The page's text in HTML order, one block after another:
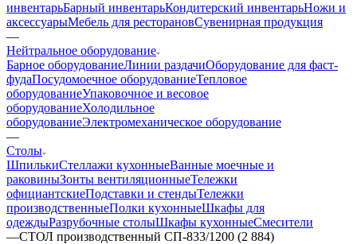
инвентарьБарный инвентарьКондитерский инвентарьНожи и
аксессуарыМебель для ресторановСувенирная продукция
—
Нейтральное оборудование
Барное оборудованиеЛинии раздачиОборудование для фаст-
фудаПосудомоечное оборудованиеТепловое
оборудованиеУпаковочное и весовое
оборудованиеХолодильное
оборудованиеЭлектромеханическое оборудование
—
Столы
ШпилькиСтеллажи кухонныеВанные моечные и
раковиныЗонты вентиляционныеТележки
официантскиеПодставки и стендыТележки
производственныеПолки кухонныеШкафы для
одеждыРазрубочные столыШкафы кухонныеСмесители
—СТОЛ производственный СП-833/1200 (2 884)